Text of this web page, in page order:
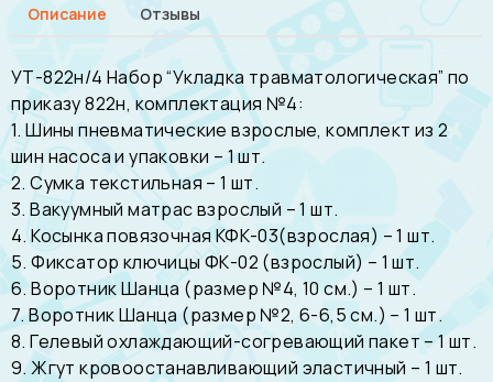
Описание Отзывы
УТ-822н/4 Набор “Укладка травматологическая” по
приказу 822н, комплектация №4:
1. Шины пневматические взрослые, комплект из 2
шин насоса и упаковки – 1 шт.
2. Сумка текстильная – 1 шт.
3. Вакуумный матрас взрослый – 1 шт.
4. Косынка повязочная КФК-03(взрослая) – 1 шт.
5. Фиксатор ключицы ФК-02 (взрослый) – 1 шт.
6. Воротник Шанца (размер №4, 10 см.) – 1 шт.
7. Воротник Шанца (размер №2, 6-6,5 см.) – 1 шт.
8. Гелевый охлаждающий-согревающий пакет – 1 шт.
9. Жгут кровоостанавливающий эластичный – 1 шт.